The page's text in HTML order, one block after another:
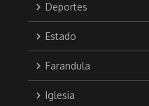
Deportes
Estado
Farandula
Iglesia